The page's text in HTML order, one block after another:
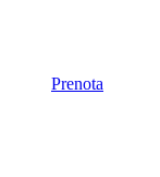
Prenota